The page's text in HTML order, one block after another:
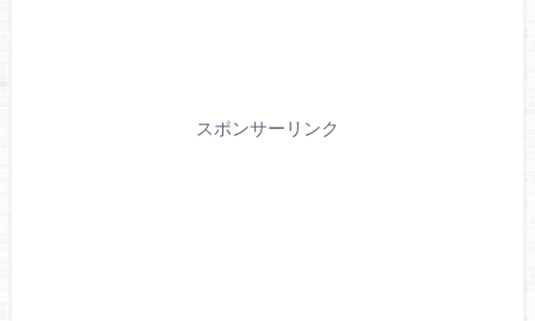
スポンサーリンク